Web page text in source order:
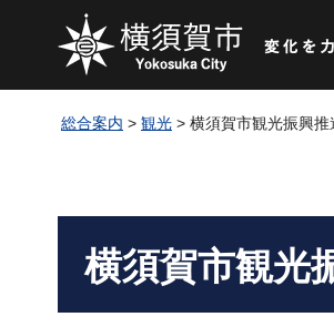
総合案内 > 観光 > 横須賀市観光振興推
横須賀市観光